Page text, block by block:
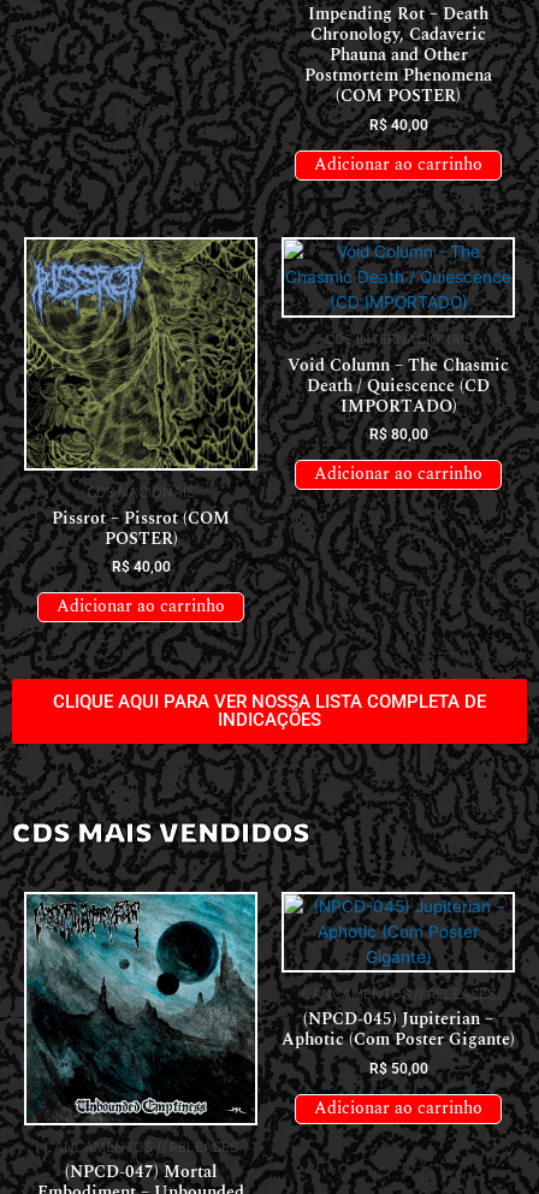
Impending Rot – Death
Chronology, Cadaveric
Phauna and Other
Postmortem Phenomena
(COM POSTER)
R$40,00
Adicionar ao carrinho
CDS NACIONAIS
Pissrot – Pissrot (COM
POSTER)
R$40,00
Adicionar ao carrinho
CDS INTERNACIONAIS
Void Column – The Chasmic
Death / Quiescence (CD
IMPORTADO)
R$80,00
Adicionar ao carrinho
CLIQUE AQUI PARA VER NOSSA LISTA COMPLETA DE
INDICAÇÕES
CDS MAIS VENDIDOS
LANÇAMENTOS // RELEASES
(NPCD-047) Mortal
LANÇAMENTOS // RELEASES
(NPCD-045) Jupiterian –
Aphotic (Com Poster Gigante)
R$50,00
Adicionar ao carrinho